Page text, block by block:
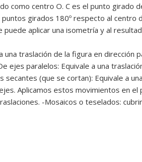
como centro O. C es el punto girado
girados 180º respecto al centro
aplicar una isometría y al
una traslación de la figura en
ejes paralelos: Equivale a una
secantes (que se cortan): Equivale a
Aplicamos estos movimientos en
-Mosaicos o teselados: